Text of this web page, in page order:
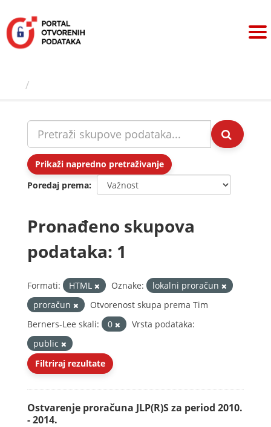
sadržaj
Prikaži napredno pretraživanje
Poredaj prema
Pronađeno skupova
podataka: 1
Formati: HTML Oznake:
lokalni proračun
proračun
Otvorenost skupa prema Tim
Berners-Lee skali:
0
Vrsta podataka:
public
Filtriraj rezultate
Ostvarenje proračuna JLP(R)S za period 2010.
- 2014.